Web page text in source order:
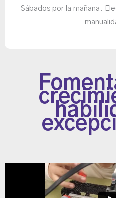
Sábados por la mañana.